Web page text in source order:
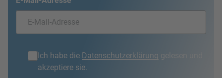
Ich habe die Datenschutzerklärung gelesen und
akzeptiere sie.